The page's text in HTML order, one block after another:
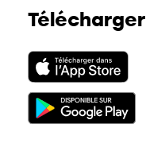
Télécharger